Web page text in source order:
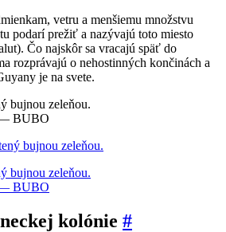
vetru a menšiemu množstvu
podarí prežiť a nazývajú toto miesto
Čo najskôr sa vracajú späť do
rozprávajú o nehostinných končinách a
je na svete.
bujnou zeleňou.
— BUBO
bujnou zeleňou.
— BUBO
kolónie #